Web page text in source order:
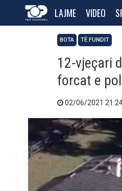
LAJME VIDEO
BOTA TË FUNDIT
12-vjeçari
forcat e
02/06/2021